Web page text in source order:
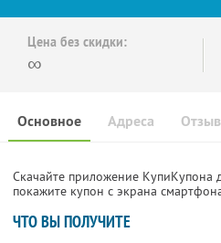
Цена без скидки:
∞
Основное Адреса
Скачайте приложение КупиКупона
покажите купон с экрана
ЧТО ВЫ ПОЛУЧИТЕ